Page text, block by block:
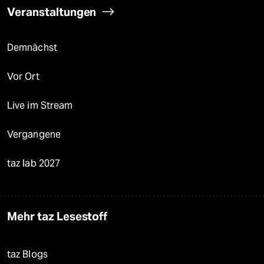
Veranstaltungen
Demnächst
Vor Ort
Live im Stream
Vergangene
taz lab 2027
Mehr taz Lesestoff
taz Blogs